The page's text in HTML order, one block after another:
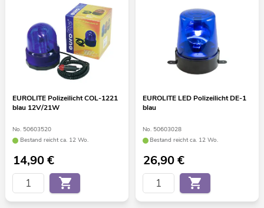
EUROLITE Polizeilicht COL-1221
blau 12V/21W
No. 50603520
Bestand reicht ca. 12 Wo.
14,90€
EUROLITE LED Polizeilicht DE-1
blau
No. 50603028
Bestand reicht ca. 12 Wo.
26,90€